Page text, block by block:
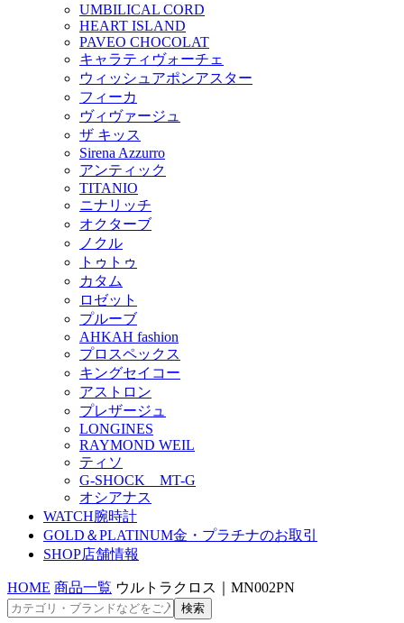
UMBILICAL CORD
HEART ISLAND
PAVEO CHOCOLAT
キャラティヴォーチェ
ウィッシュアポンアスター
フィーカ
ヴィヴァージュ
ザ キッス
Sirena Azzurro
アンティック
TITANIO
ニナリッチ
オクターブ
ノクル
トゥトゥ
カタム
ロゼット
プルーブ
AHKAH fashion
プロスペックス
キングセイコー
アストロン
プレザージュ
LONGINES
RAYMOND WEIL
ティソ
G-SHOCK MT-G
オシアナス
WATCH腕時計
GOLD＆PLATINUM金・プラチナのお取引
SHOP店舗情報
HOME 商品一覧 ウルトラクロス｜MN002PN